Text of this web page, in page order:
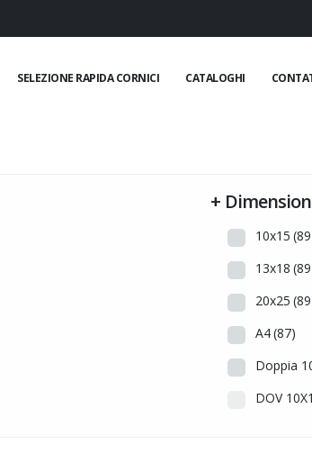
SELEZIONE RAPIDA CORNICI CATALOGHI
+
10x15
13x18
20x25
A4(87)
Doppia
DOV